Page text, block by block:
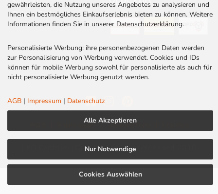
gewährleisten, die Nutzung unseres Angebotes zu analysieren und
Ihnen ein bestmögliches Einkaufserlebnis bieten zu können. Weitere
Informationen finden Sie in unserer Datenschutzerklärung.
Personalisierte Werbung: ihre personenbezogenen Daten werden
zur Personalisierung von Werbung verwendet. Cookies und IDs
können für mobile Werbung sowohl für personalisierte als auch für
nicht personalisierte Werbung genutzt werden.
AGB | Impressum | Datenschutz
Alle Akzeptieren
Nur Notwendige
Cookies Auswählen
Rabatt Codes
VERSAND
Impressum | Datenschutz
LED Centrum | Qualität und Kompetenz seit 2010